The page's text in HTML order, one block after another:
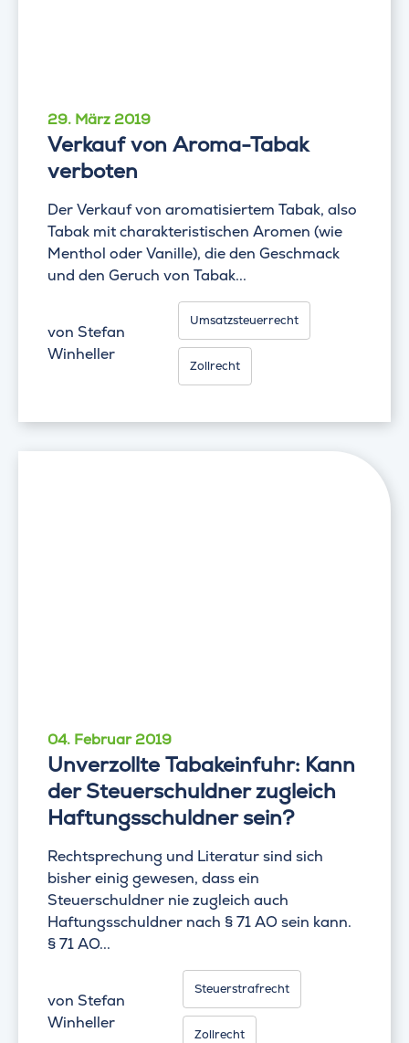
29. März 2019
Verkauf von Aroma-Tabak
verboten
Der Verkauf von aromatisiertem Tabak, also
Tabak mit charakteristischen Aromen (wie
Menthol oder Vanille), die den Geschmack
und den Geruch von Tabak...
von Stefan
Winheller
Umsatzsteuerrecht
Zollrecht
04. Februar 2019
Unverzollte Tabakeinfuhr: Kann
der Steuerschuldner zugleich
Haftungsschuldner sein?
Rechtsprechung und Literatur sind sich
bisher einig gewesen, dass ein
Steuerschuldner nie zugleich auch
Haftungsschuldner nach § 71 AO sein kann.
§ 71 AO...
von Stefan
Winheller
Steuerstrafrecht
Zollrecht